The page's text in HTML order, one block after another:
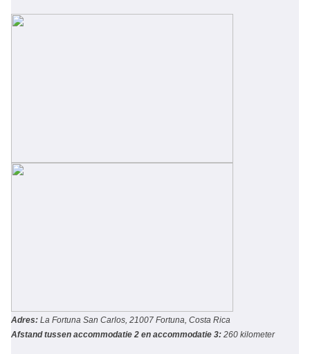
Adres: La Fortuna San Carlos, 21007 Fortuna, Costa Rica
Afstand tussen accommodatie 2 en accommodatie 3: 260 kilometer